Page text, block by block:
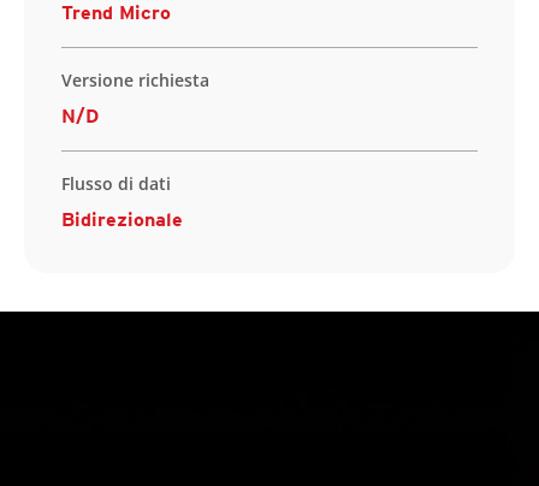
Trend Micro
Versione richiesta
N/D
Flusso di dati
Bidirezionale